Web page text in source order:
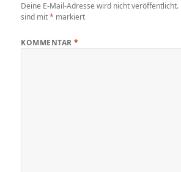
Deine E-Mail-Adresse wird nicht veröffentlicht.
sind mit* markiert
KOMMENTAR*